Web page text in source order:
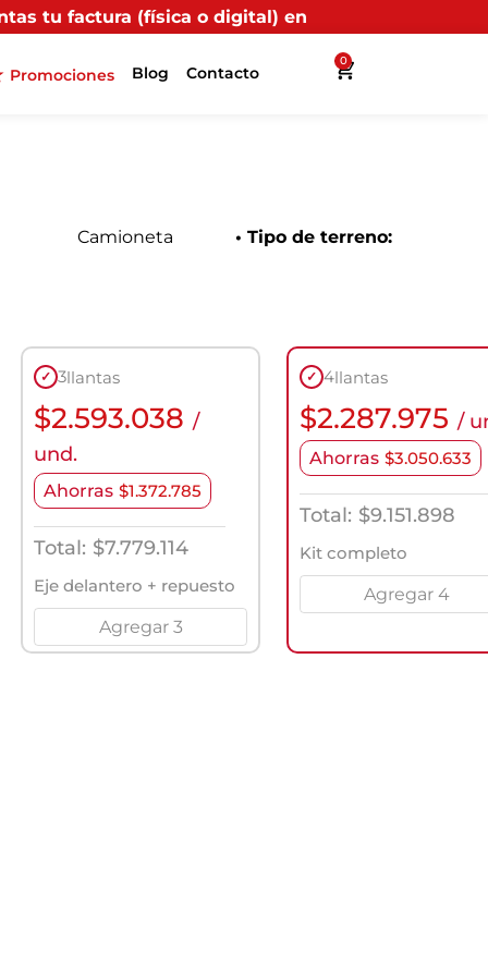
o digital) en uno de nuestros puntos
Promociones Blog Contacto
0
✓ 3llantas
$2.593.038 /
und.
Ahorras $1.372.785
Total: $7.779.114
Eje delantero + repuesto
Agregar 3
✓ 4llantas
$2.287.975 /
Ahorras $3.050.633
Total: $9.151.898
Kit completo
Agregar 4
Camioneta • Tipo de terreno: